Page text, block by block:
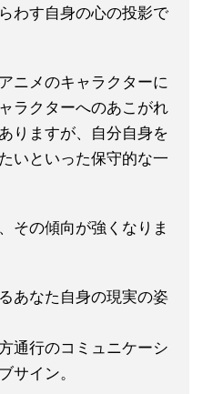
わす自身の心の投影で
ニメのキャラクターに
ラクターへのあこがれ
りますが、自分自身を
いといった保守的な一
その傾向が強くなりま
あなた自身の現実の姿
通行のコミュニケーシ
サイン。